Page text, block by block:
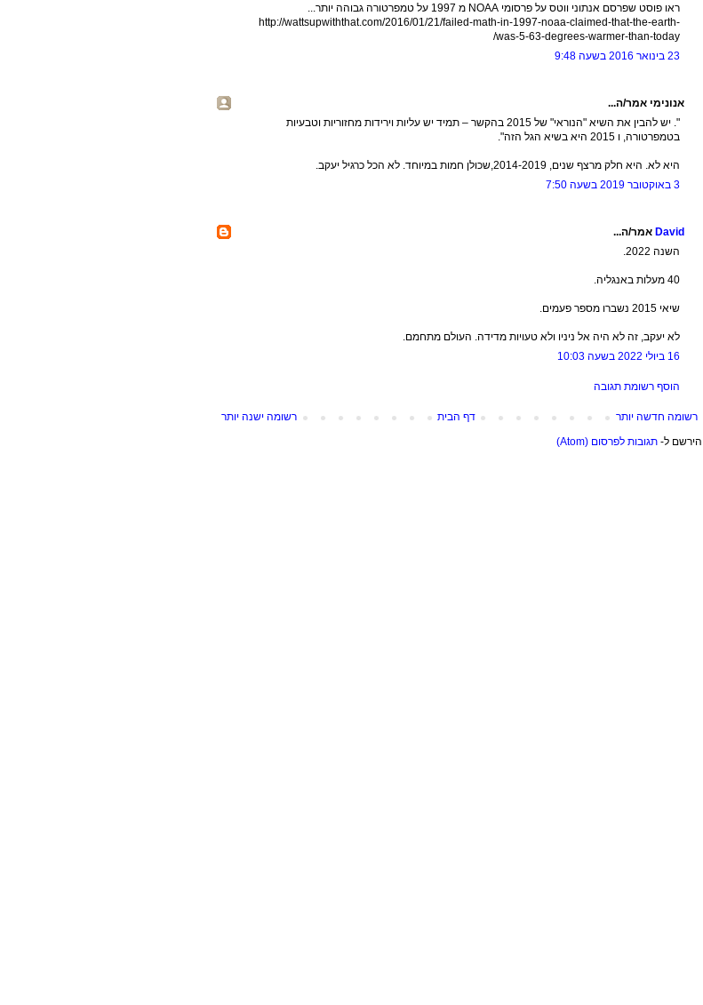
ראו פוסט שפרסם אנתוני ווטס על פרסומי NOAA מ 1997 על טמפרטורה גבוהה יותר...
http://wattsupwiththat.com/2016/01/21/failed-math-in-1997-noaa-claimed-that-the-earth-
was-5-63-degrees-warmer-than-today/
23 בינואר 2016 בשעה 9:48
אנונימי אמר/ה...
". יש להבין את השיא "הנוראי" של 2015 בהקשר – תמיד יש עליות וירידות מחזוריות וטבעיות
בטמפרטורה, ו 2015 היא בשיא הגל הזה".
היא לא. היא חלק מרצף שנים, 2014-2019,שכולן חמות במיוחד. לא הכל כרגיל יעקב.
3 באוקטובר 2019 בשעה 7:50
David אמר/ה...
השנה 2022.
40 מעלות באנגליה.
שיאי 2015 נשברו מספר פעמים.
לא יעקב, זה לא היה אל ניניו ולא טעויות מדידה. העולם מתחמם.
16 ביולי 2022 בשעה 10:03
הוסף רשומת תגובה
רשומה חדשה יותר רשומה ישנה יותר
דף הבית
הירשם ל- תגובות לפרסום (Atom)